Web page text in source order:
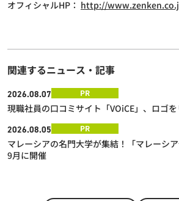
オフィシャルHP： http://
関連するニュース・記事
2026.08.07 PR
現職社員の口コミサイト「VOiCE」、ロゴ
2026.08.05 PR
マレーシアの名門大学が集結！「マレーシ
9月に開催